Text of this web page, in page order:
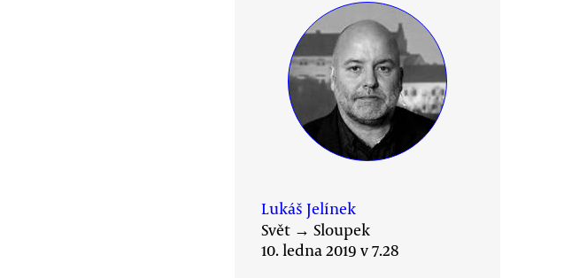
Lukáš Jelínek
Svět → Sloupek
10. ledna 2019 v 7.28